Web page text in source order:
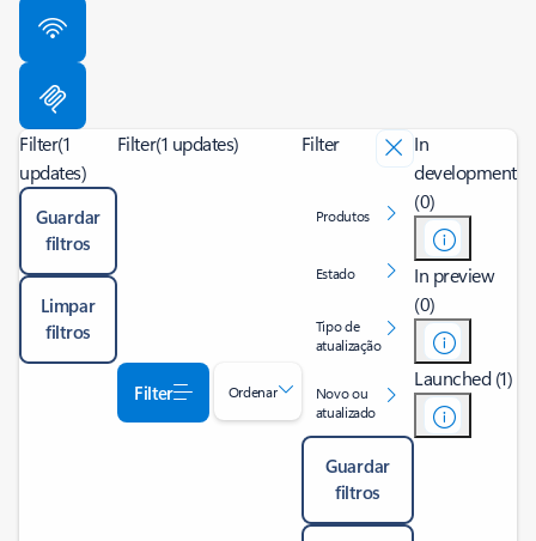
Filter(1
updates)
Guardar
filtros
Limpar
filtros
Filter(1 updates)
Filter Ordenar
Filter
Produtos
Estado
Tipo de
atualização
Novo ou
atualizado
Guardar
filtros
In
development
(0)
In preview
(0)
Launched (1)